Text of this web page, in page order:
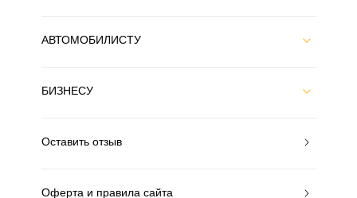
АВТОМОБИЛИСТУ
БИЗНЕСУ
Оставить отзыв
Оферта и правила сайта